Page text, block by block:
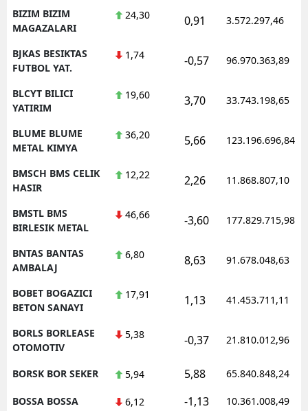
BIZIM BIZIM
MAGAZALARI
24,30 0,91 3.572.297,46
BJKAS BESIKTAS
FUTBOL YAT.
1,74 -0,57 96.970.363,89
BLCYT BILICI
YATIRIM
19,60 3,70 33.743.198,65
BLUME BLUME
METAL KIMYA
36,20 5,66 123.196.696,84
BMSCH BMS CELIK
HASIR
12,22 2,26 11.868.807,10
BMSTL BMS
BIRLESIK METAL
46,66 -3,60 177.829.715,98
BNTAS BANTAS
AMBALAJ
6,80 8,63 91.678.048,63
BOBET BOGAZICI
BETON SANAYI
17,91 1,13 41.453.711,11
BORLS BORLEASE
OTOMOTIV
5,38 -0,37 21.810.012,96
BORSK BOR SEKER 5,94 5,88 65.840.848,24
BOSSA BOSSA 6,12 -1,13 10.361.008,49